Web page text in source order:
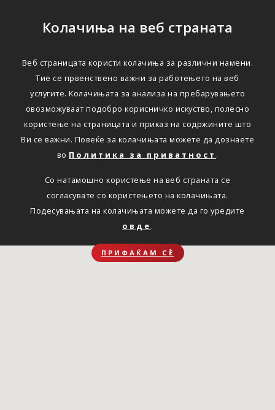
Колачиња на веб страната
Веб страницата користи колачиња за различни намени.
Тие се првенствено важни за работењето на веб
услугите. Колачињата за анализа на пребарувањето
овозможуваат подобро корисничко искуство, полесно
користење на страницата и приказ на содржините што
Ви се важни. Повеќе за колачињата можете да дознаете
во Политика за приватност .
Со натамошно користење на веб страната се
согласувате со користењето на колачињата.
Подесувањата на колачињата можете да го уредите
овде .
ПРИФАЌАМ СЀ